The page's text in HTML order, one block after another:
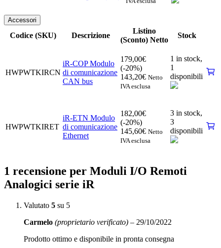
Accessori
Codice (SKU) Descrizione
Listino
(Sconto) Netto
Stock
HWPWTKIRCN
iR-COP Modulo
di comunicazione
CAN bus
179,00€
(-20%)
143,20€ Netto
IVA esclusa
1 in stock,
1
disponibili
HWPWTKIRET
iR-ETN Modulo
di comunicazione
Ethernet
182,00€
(-20%)
145,60€ Netto
IVA esclusa
3 in stock,
3
disponibili
1 recensione per Moduli I/O Remoti
Analogici serie iR
Valutato 5 su 5
Carmelo (proprietario verificato) – 29/10/2022
Prodotto ottimo e disponibile in pronta consegna